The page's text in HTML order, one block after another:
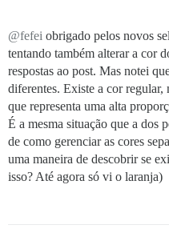
@fefei obrigado pelos novos
tentando também alterar a cor
respostas ao post. Mas notei
diferentes. Existe a cor regular,
que representa uma alta
É a mesma situação que a dos
de como gerenciar as cores
uma maneira de descobrir se
isso? Até agora só vi o laranja)